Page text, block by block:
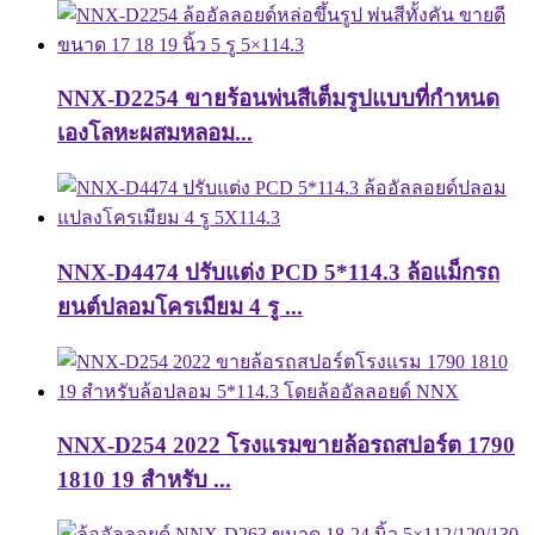
NNX-D2254 ขายร้อนพ่นสีเต็มรูปแบบที่กำหนด
เองโลหะผสมหลอม...
NNX-D4474 ปรับแต่ง PCD 5*114.3 ล้อแม็กรถ
ยนต์ปลอมโครเมียม 4 รู ...
NNX-D254 2022 โรงแรมขายล้อรถสปอร์ต 1790
1810 19 สำหรับ ...